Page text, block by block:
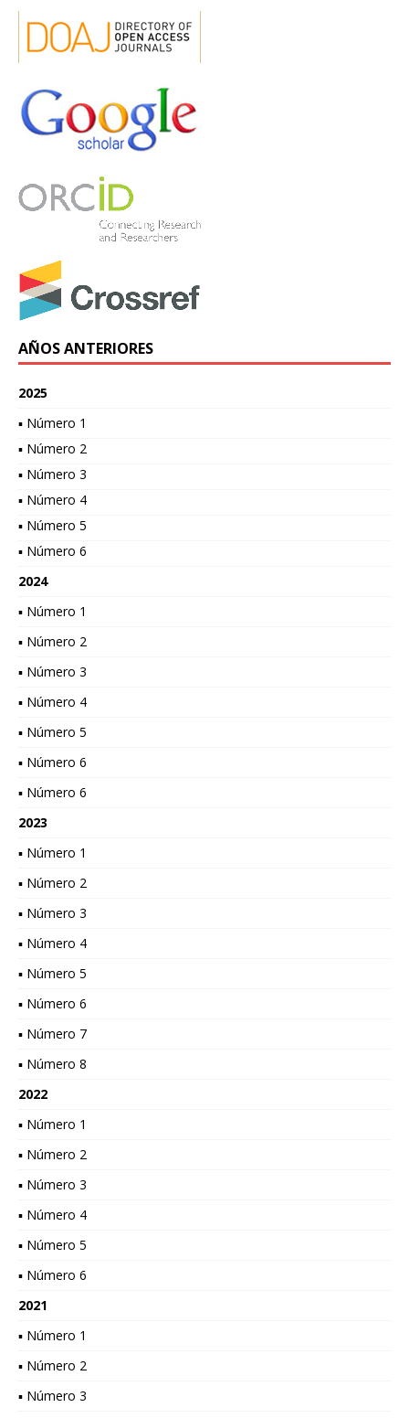
AÑOS ANTERIORES
2025
▪ Número 1
▪ Número 2
▪ Número 3
▪ Número 4
▪ Número 5
▪ Número 6
2024
▪ Número 1
▪ Número 2
▪ Número 3
▪ Número 4
▪ Número 5
▪ Número 6
▪ Número 6
2023
▪ Número 1
▪ Número 2
▪ Número 3
▪ Número 4
▪ Número 5
▪ Número 6
▪ Número 7
▪ Número 8
2022
▪ Número 1
▪ Número 2
▪ Número 3
▪ Número 4
▪ Número 5
▪ Número 6
2021
▪ Número 1
▪ Número 2
▪ Número 3